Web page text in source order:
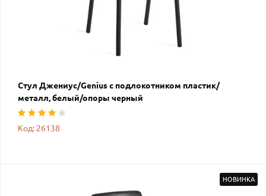
Стул Джениус/Genius с подлокотником пластик/
металл, белый/опоры черный
Код: 26138
НОВИНКА